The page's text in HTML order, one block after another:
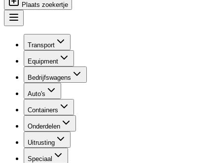
Plaats zoekertje
Transport
Equipment
Bedrijfswagens
Auto's
Containers
Onderdelen
Uitrusting
Speciaal